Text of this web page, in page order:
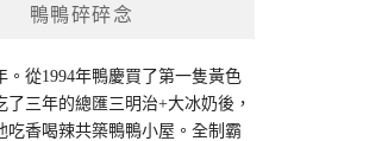
鴨鴨碎碎念
。從1994年鴨慶買了第一隻黃色
了三年的總匯三明治+大冰奶後，
吃香喝辣共築鴨鴨小屋。全制霸